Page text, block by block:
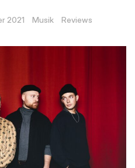
2021 Musik Reviews